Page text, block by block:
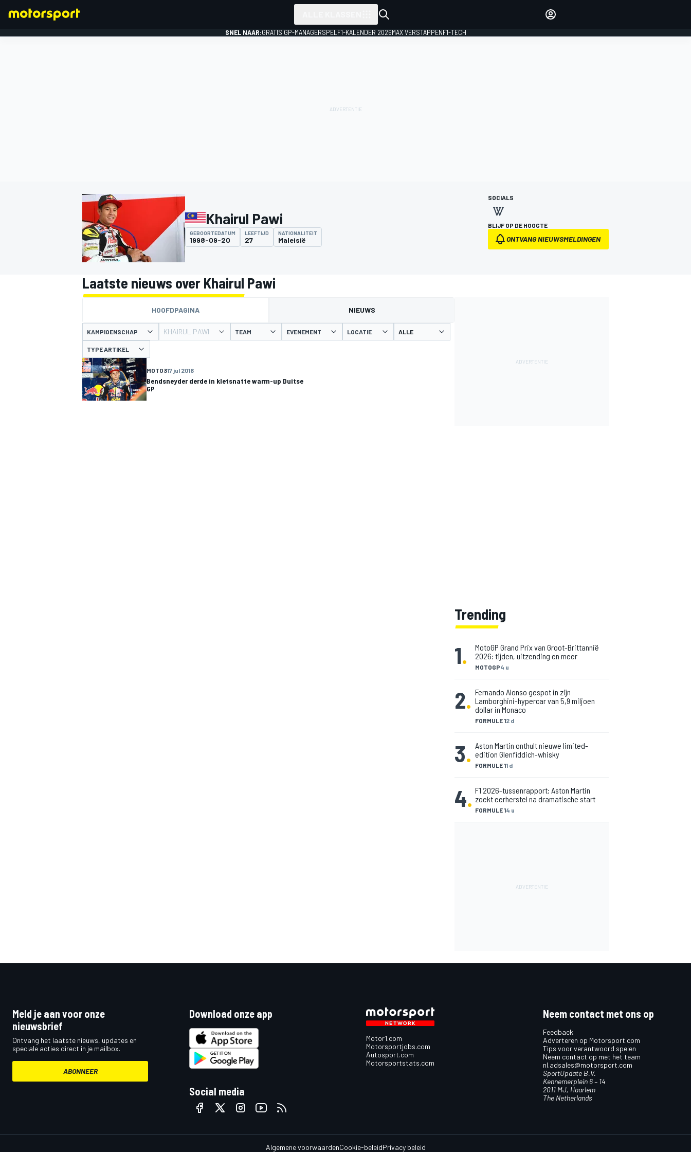
MOTOGP
SNEL NAAR:GRATIS GP-MANAGERSPEL F1-KALENDER 2026MAX VERSTAPPENF1-TECH
Khairul Pawi
GEBOORTEDATUM
1998-09-20
LEEFTIJD
27
NATIONALITEIT
Maleisië
SOCIALS
BLIJF OP DE HOOGTE
ONTVANG NIEUWSMELDINGEN
Laatste nieuws over Khairul Pawi
HOOFDPAGINA NIEUWS
KAMPIOENSCHAP KHAIRUL PAWI TEAM EVENEMENT LOCATIE
TYPE ARTIKEL
MOTO317 jul 2016
Bendsneyder derde in kletsnatte warm-up Duitse
GP
Trending
1. MOTOGP4 u
MotoGP Grand Prix van Groot-Brittannië
2026: tijden, uitzending en meer
2.
FORMULE 12 d
Fernando Alonso gespot in zijn
Lamborghini-hypercar van 5,9 miljoen
dollar in Monaco
3. FORMULE 11 d
Aston Martin onthult nieuwe limited-
edition Glenfiddich-whisky
4. FORMULE 14 u
F1 2026-tussenrapport: Aston Martin
zoekt eerherstel na dramatische start
Meld je aan voor onze
nieuwsbrief
Ontvang het laatste nieuws, updates en
speciale acties direct in je mailbox.
ABONNEER
Download onze app
Social media
Motor1.com
Motorsportjobs.com
Autosport.com
Motorsportstats.com
Neem contact met ons op
Feedback
Adverteren op Motorsport.com
Tips voor verantwoord spelen
Neem contact op met het team
nl.adsales@motorsport.com
SportUpdate B.V.
Kennemerplein 6 – 14
2011 MJ, Haarlem
The Netherlands
Algemene voorwaardenCookie-beleidPrivacy beleid